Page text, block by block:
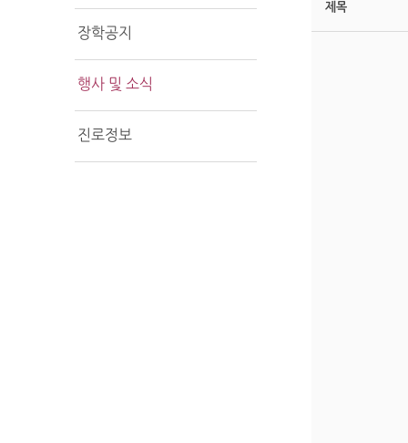
장학공지
행사 및 소식
진로정보
제목